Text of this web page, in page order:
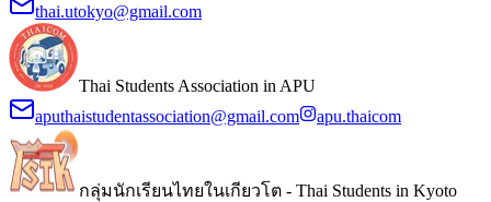
thai.utokyo@gmail.com
Thai Students Association in APU
aputhaistudentassociation@gmail.com
apu.thaicom
กลุ่มนักเรียนไทยในเกียวโต - Thai Students in Kyoto